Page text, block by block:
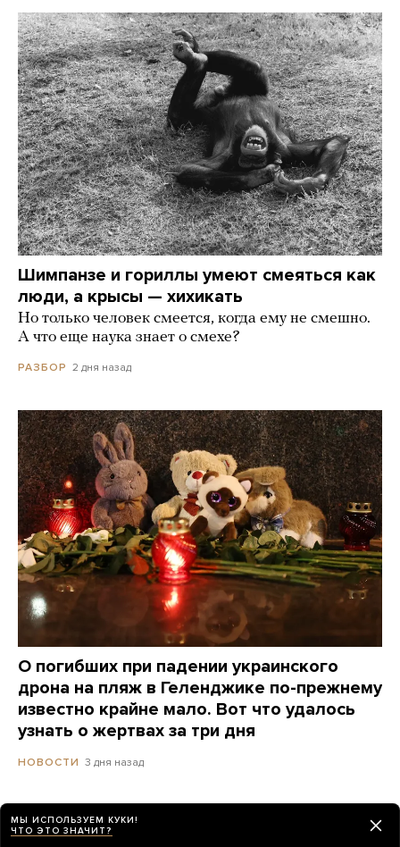
Шимпанзе и гориллы умеют смеяться как
люди, а крысы — хихикать
Но только человек смеется, когда ему не смешно.
А что еще наука знает о смехе?
РАЗБОР 2 дня назад
О погибших при падении украинского
дрона на пляж в Геленджике по-прежнему
известно крайне мало. Вот что удалось
узнать о жертвах за три дня
НОВОСТИ 3 дня назад
МЫ ИСПОЛЬЗУЕМ КУКИ!
ЧТО ЭТО ЗНАЧИТ?